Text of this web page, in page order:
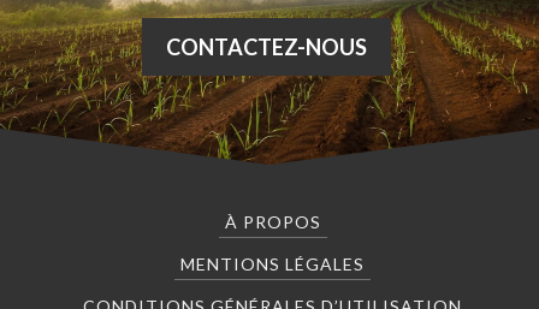
CONTACTEZ-NOUS
À PROPOS
MENTIONS LÉGALES